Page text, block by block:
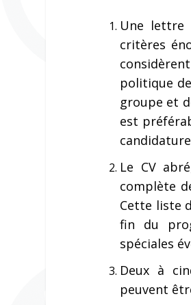
Une lettre
critères
politique
groupe et
est
Le CV
complète
Cette liste
fin du
spéciales
Deux à
peuvent